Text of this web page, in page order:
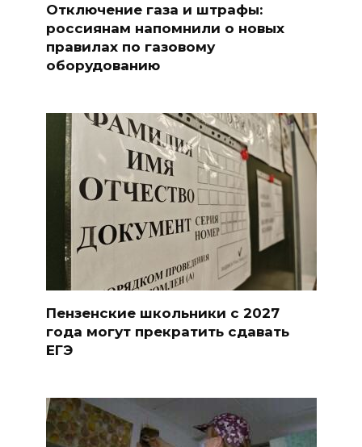
Отключение газа и штрафы:
россиянам напомнили о новых
правилах по газовому
оборудованию
Пензенские школьники с 2027
года могут прекратить сдавать
ЕГЭ